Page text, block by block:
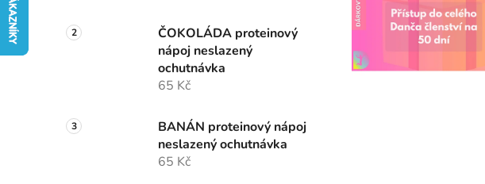
n
n
e
ČOKOLÁDA proteinový
nápoj neslazený
ochutnávka
65 Kč
BANÁN proteinový nápoj
neslazený ochutnávka
65 Kč